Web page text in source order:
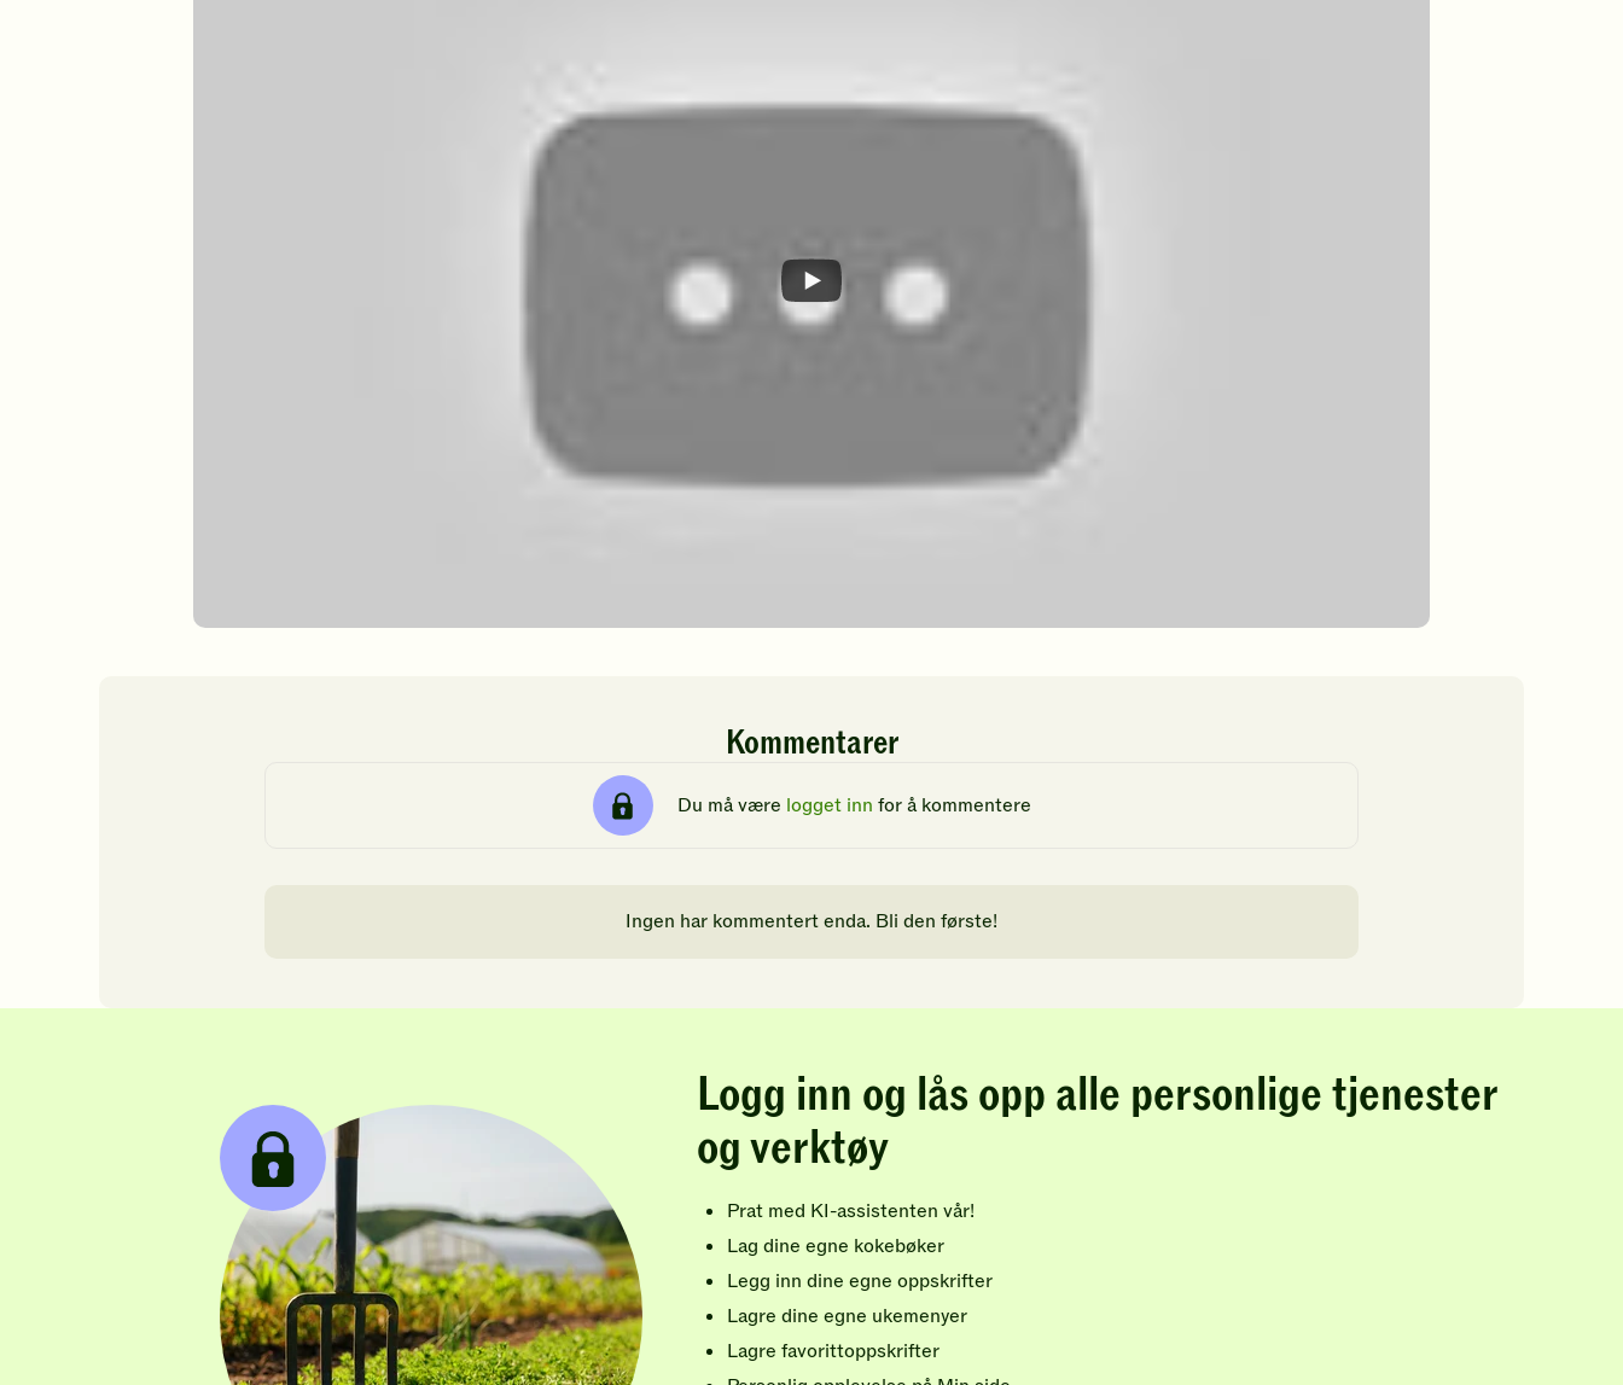
Kommentarer
Du må være logget inn for å kommentere
Ingen har kommentert enda. Bli den første!
Logg inn og lås opp alle personlige tjenester
og verktøy
Prat med KI-assistenten vår!
Lag dine egne kokebøker
Legg inn dine egne oppskrifter
Lagre dine egne ukemenyer
Lagre favorittoppskrifter